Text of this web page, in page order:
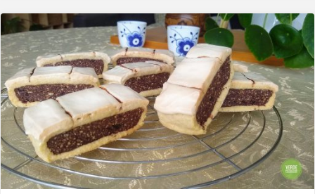
frutta
senza
cottura"